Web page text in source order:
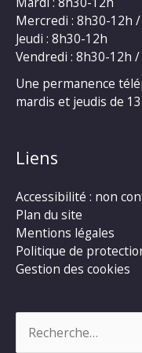
Mercredi : 8h30-12h
Jeudi : 8h30-12h
Vendredi : 8h30-12h
Une permanence
mardis et jeudis de
Liens
Accessibilité : non
Plan du site
Mentions légales
Politique de
Gestion des cookies